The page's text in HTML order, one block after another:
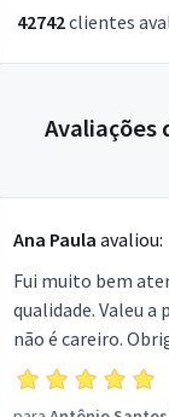
42742clientes
Avaliações
Ana Paula avaliou:
Fui muito bem
qualidade. Valeu
não é careiro.